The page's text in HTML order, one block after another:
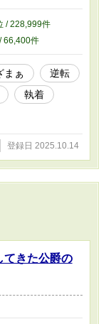
と確立していた。
日に、偶然にも再
人の対立と交
讐と『主人公』
物全員クソデカ
/ 228,999件
66,400件
まぁ
逆転
執着
登録日 2025.10.14
てきた公爵の